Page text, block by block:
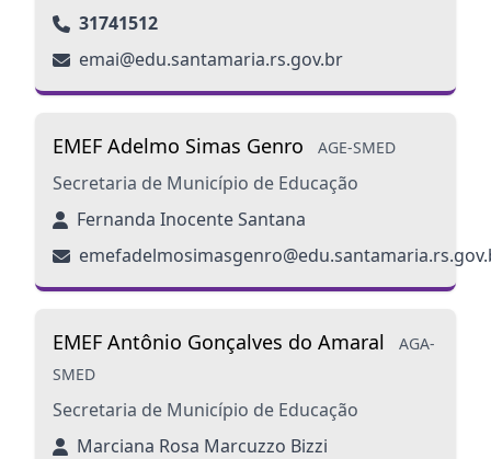
31741512
emai@edu.santamaria.rs.gov.br
EMEF Adelmo Simas Genro AGE-SMED
Secretaria de Município de Educação
Fernanda Inocente Santana
EMEF Antônio Gonçalves do Amaral
AGA-
SMED
Secretaria de Município de Educação
Marciana Rosa Marcuzzo Bizzi